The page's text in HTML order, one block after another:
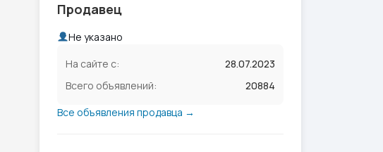
Продавец
Не указано
На сайте с:
28.07.2023
Всего объявлений:
20884
Все объявления продавца →